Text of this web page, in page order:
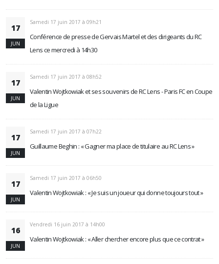
17
JUN
Samedi 17 juin 2017 à 09h21
Conférence de presse de Gervais Martel et des dirigeants du RC
Lens ce mercredi à 14h30
17
JUN
Samedi 17 juin 2017 à 08h52
Valentin Wojtkowiak et ses souvenirs de RC Lens - Paris FC en Coupe
de la Ligue
17
JUN
Samedi 17 juin 2017 à 07h22
Guillaume Beghin : « Gagner ma place de titulaire au RC Lens »
17
JUN
Samedi 17 juin 2017 à 06h50
Valentin Wojtkowiak : « Je suis un joueur qui donne toujours tout »
16
JUN
Vendredi 16 juin 2017 à 14h00
Valentin Wojtkowiak : « Aller chercher encore plus que ce contrat »